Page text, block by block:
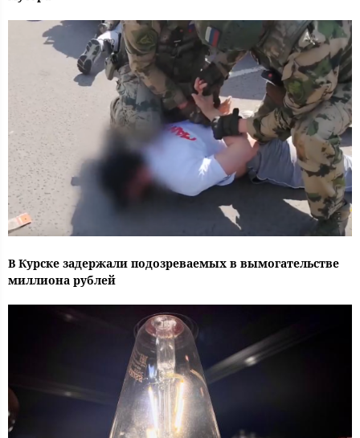
В Курске задержали подозреваемых в вымогательстве
миллиона рублей